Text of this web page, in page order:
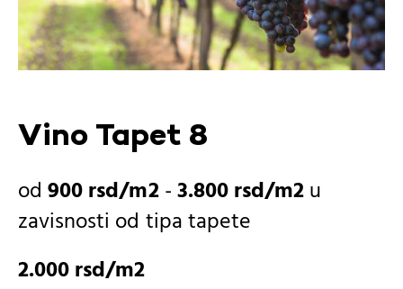
Vino Tapet 8
900rsd -3.800rsd
u
zavisnosti od tipa tapete
2.000rsd